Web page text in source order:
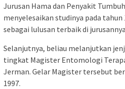
Jurusan Hama dan Penyakit
menyelesaikan studinya pada
sebagai lulusan terbaik di
Selanjutnya, beliau melanjutkan
tingkat Magister Entomologi
Jerman. Gelar Magister tersebut
1997.